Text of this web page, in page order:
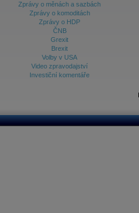
Zprávy o měnách a sazbách
Zprávy o komoditách
Zprávy o HDP
ČNB
Grexit
Brexit
Volby v USA
Video zpravodajství
Investiční komentáře